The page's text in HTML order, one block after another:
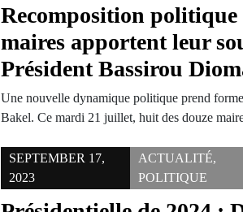
Recomposition
maires apportent leur
Président Bassirou
Une nouvelle dynamique politique prend
Bakel. Ce mardi 21 juillet, huit des douze
SEPTEMBER 17,
2023
ACTUALITÉ,
POLITIQUE